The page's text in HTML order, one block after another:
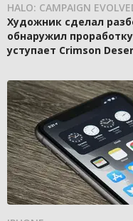
HALO: CAMPAIGN
Художник сделал
обнаружил
уступает Crimson